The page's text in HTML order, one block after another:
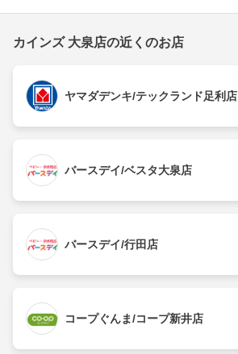
カインズ 大泉店の近くのお店
ヤマダデンキ/テックランド足利店
バースデイ/ベスタ大泉店
バースデイ/行田店
コープぐんま/コープ新井店